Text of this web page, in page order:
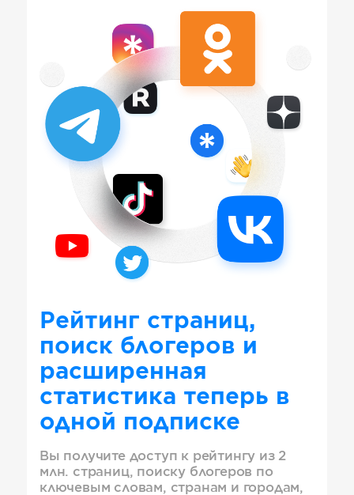
Рейтинг страниц,
поиск блогеров и
расширенная
статистика теперь в
одной подписке
Вы получите доступ к рейтингу из 2
млн. страниц, поиску блогеров по
ключевым словам, странам и городам,